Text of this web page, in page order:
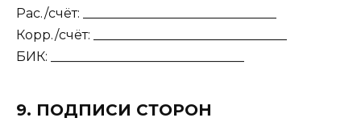
Рас./счёт: ______________________________
Корр./счёт: ______________________________
БИК: ______________________________
9. ПОДПИСИ СТОРОН